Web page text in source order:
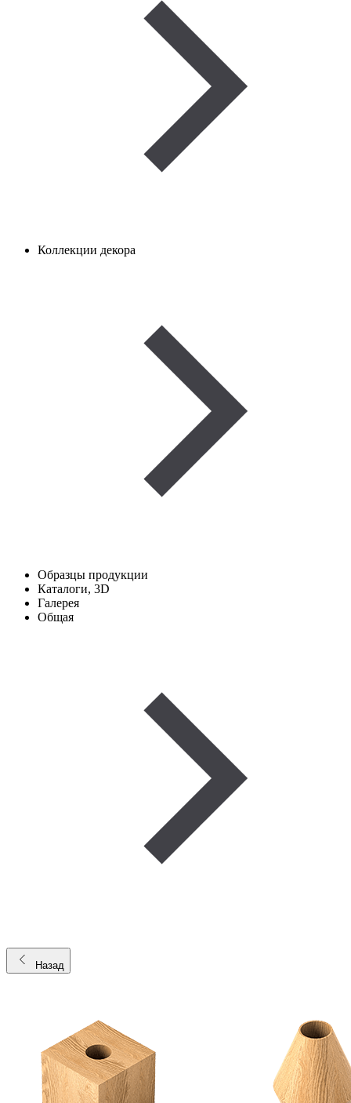
Коллекции декора
Образцы продукции
Каталоги, 3D
Галерея
Общая
Назад